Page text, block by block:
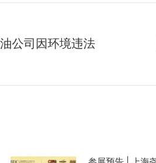
公司因环境违法
的